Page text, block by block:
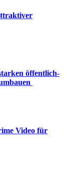
öffentlich-
Video für